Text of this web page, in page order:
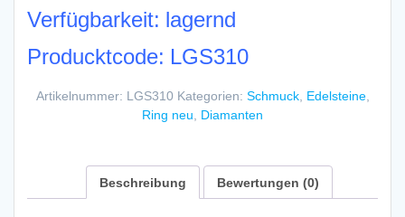
Verfügbarkeit: lagernd
Producktcode: LGS310
Artikelnummer: LGS310 Kategorien: Schmuck, Edelsteine,
Ring neu Diamanten
Beschreibung Bewertungen (0)